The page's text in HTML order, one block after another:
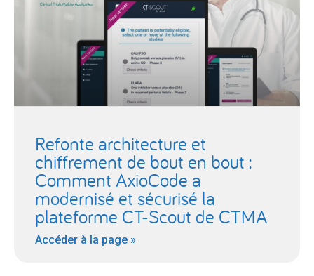
Refonte architecture et
chiffrement de bout en bout :
Comment AxioCode a
modernisé et sécurisé la
plateforme CT-Scout de CTMA
Accéder à la page »